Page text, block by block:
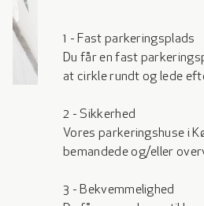
1 - Fast parkeringsplads
Du får en fast
at cirkle rundt og lede
2 - Sikkerhed
Vores parkeringshuse i
bemandede og/eller
3 - Bekvemmelighed